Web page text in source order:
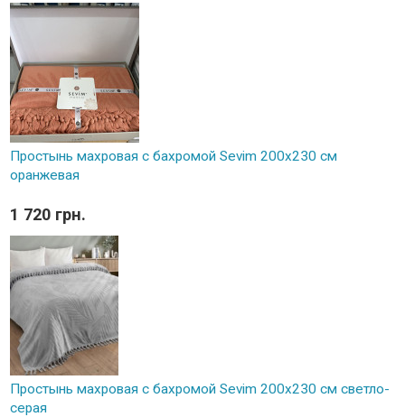
Простынь махровая с бахромой Sevim 200x230 см
оранжевая
1 720 грн.
Простынь махровая с бахромой Sevim 200x230 см светло-
серая